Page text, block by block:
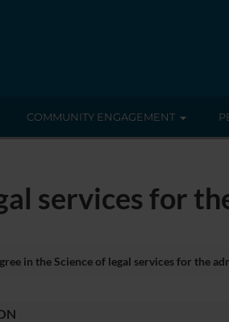
COMMUNITY ENGAGEMENT
services for
in the Science of legal services for the